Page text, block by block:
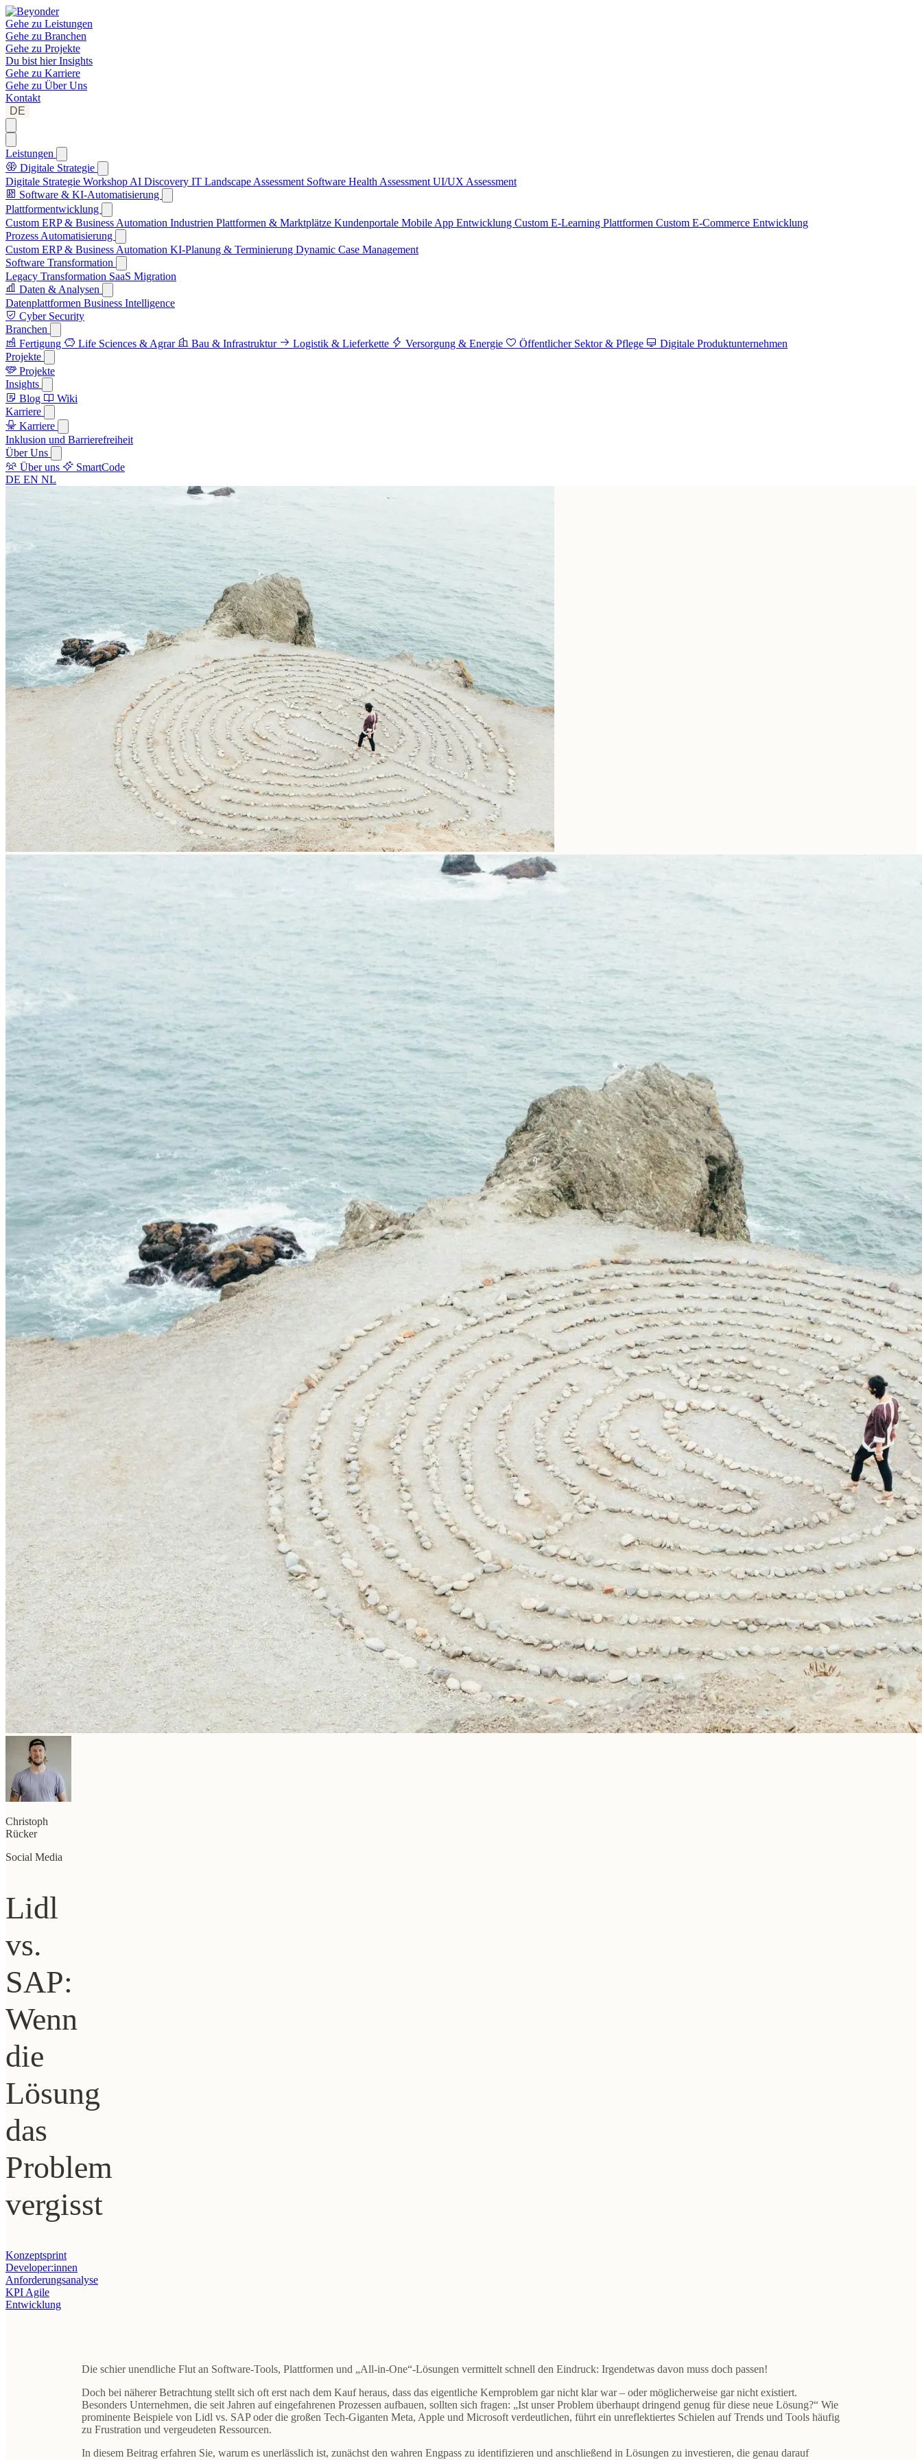
Gehe zu Leistungen
Gehe zu Branchen
Gehe zu Projekte
Du bist hierInsights
Gehe zu Karriere
Gehe zu Über Uns
Kontakt
DE
Leistungen
Digitale Strategie
Digitale Strategie Workshop AI Discovery IT Landscape Assessment Software Health Assessment UI/UX Assessment
Software & KI-Automatisierung
Plattformentwicklung
Custom ERP & Business Automation Industrien Plattformen & Marktplätze Kundenportale Mobile App Entwicklung Custom E-Learning Plattformen Custom E-Commerce Entwicklung
Prozess Automatisierung
Custom ERP & Business Automation KI-Planung & Terminierung Dynamic Case Management
Software Transformation
Legacy Transformation SaaS Migration
Daten & Analysen
Datenplattformen Business Intelligence
Cyber Security
Branchen
Fertigung
Life Sciences & Agrar Bau & Infrastruktur Logistik & Lieferkette Versorgung & Energie Öffentlicher Sektor & Pflege
Digitale Produktunternehmen
Projekte
Projekte
Insights
Blog
Wiki
Karriere
Karriere
Inklusion und Barrierefreiheit
Über Uns
Über uns
SmartCode
DE EN NL
Christoph
Rücker
Social Media
Lidl
vs.
SAP:
Wenn
die
Lösung
das
Problem
vergisst
Konzeptsprint
Developer:innen
Anforderungsanalyse
KPI Agile
Entwicklung
Die schier unendliche Flut an Software-Tools, Plattformen und „All-in-One“-Lösungen vermittelt schnell den Eindruck: Irgendetwas davon muss doch passen!
Doch bei näherer Betrachtung stellt sich oft erst nach dem Kauf heraus, dass das eigentliche Kernproblem gar nicht klar war – oder möglicherweise gar nicht existiert.
Besonders Unternehmen, die seit Jahren auf eingefahrenen Prozessen aufbauen, sollten sich fragen: „Ist unser Problem überhaupt dringend genug für diese neue Lösung?“ Wie
prominente Beispiele von Lidl vs. SAP oder die großen Tech-Giganten Meta, Apple und Microsoft verdeutlichen, führt ein unreflektiertes Schielen auf Trends und Tools häufig
zu Frustration und vergeudeten Ressourcen.
In diesem Beitrag erfahren Sie, warum es unerlässlich ist, zunächst den wahren Engpass zu identifizieren und anschließend in Lösungen zu investieren, die genau darauf